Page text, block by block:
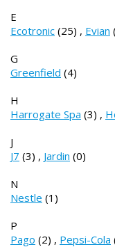
E
Ecotronic (25) , Evian
G
Greenfield (4)
H
Harrogate Spa (3) ,
J
J7 (3) , Jardin (0)
N
Nestle (1)
P
Pago (2) , Pepsi-Cola